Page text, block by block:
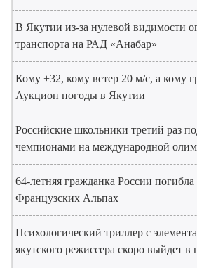
В Якутии из-за нулевой видимости
транспорта на РАД «Анабар»
Кому +32, кому ветер 20 м/с, а кому
Аукцион погоды в Якутии
Российские школьники третий раз
чемпионами на международной
64-летняя гражданка России
Французских Альпах
Психологический триллер с
якутского режиссера скоро выйдет в